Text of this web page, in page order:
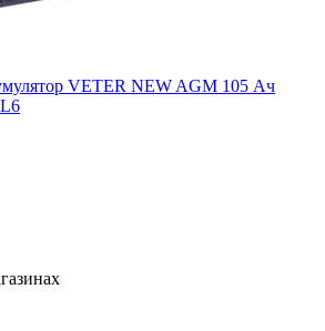
VETER NEW AGM 105 Ач